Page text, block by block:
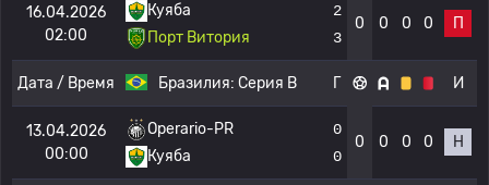
16.04.2026
02:00
Куяба
Порт Витория
2
3
0 0 0 0 П
Дата / Время Бразилия: Серия B Г И
13.04.2026
00:00
Operario-PR
Куяба
0
0
0 0 0 0 Н